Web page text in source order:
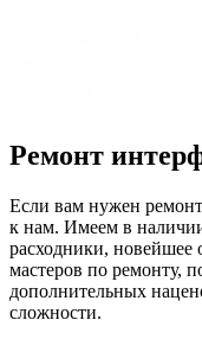
безменов
биноклей
блендеров
блинниц
блоков
блоков
Ремонт
Если вам нужен
к нам. Имеем в
расходники, новейшее
мастеров по ремонту,
дополнительных
сложности.